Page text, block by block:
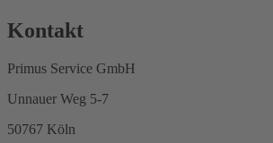
Kontakt
Primus Service GmbH
Unnauer Weg 5-7
50767 Köln